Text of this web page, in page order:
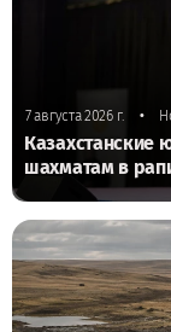
7 августа 2026 г. •
Казахстанские
шахматам в